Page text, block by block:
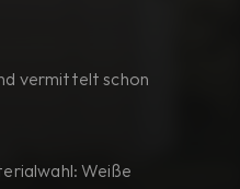
vermittelt schon
Weiße